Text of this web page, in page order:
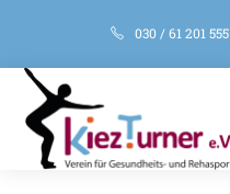
030 / 61 201 555